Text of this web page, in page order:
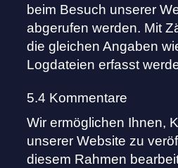
beim Besuch unserer
abgerufen werden. Mit
die gleichen Angaben
Logdateien erfasst
5.4 Kommentare
Wir ermöglichen Ihnen,
unserer Website zu
diesem Rahmen